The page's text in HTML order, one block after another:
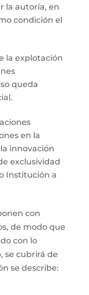
la autoría, en
condición el
la explotación
queda
en la
innovación
exclusividad
Institución a
con
de modo que
con lo
se cubrirá de
se describe: